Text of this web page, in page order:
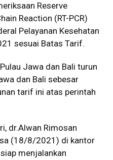
Reserve
Reaction (RT-PCR)
Pelayanan Kesehatan
sesuai Batas Tarif.
Jawa dan Bali turun
dan Bali sebesar
tarif ini atas perintah
dr.Alwan Rimosan
(18/8/2021) di kantor
menjalankan